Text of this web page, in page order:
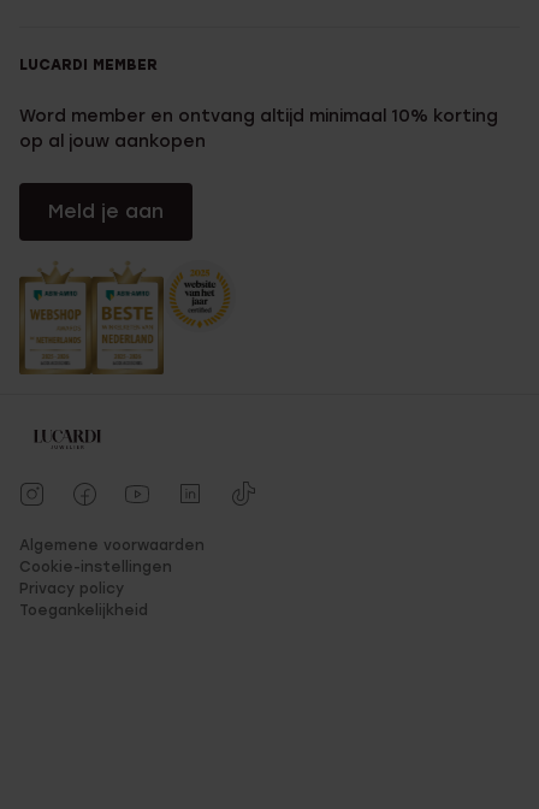
LUCARDI MEMBER
Word member en ontvang altijd minimaal 10% korting
op al jouw aankopen
Meld je aan
Algemene voorwaarden
Cookie-instellingen
Privacy policy
Toegankelijkheid